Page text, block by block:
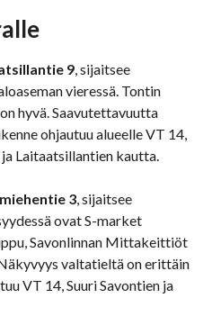
9 , sijaitsee
vieressä. Tontin
hyvä. Saavutettavuutta
ohjautuu alueelle VT 14,
Laitaatsillantien kautta.
3 , sijaitsee
ovat S-market
Savonlinnan Mittakeittiöt
valtatieltä on erittäin
VT 14, Suuri Savontien ja